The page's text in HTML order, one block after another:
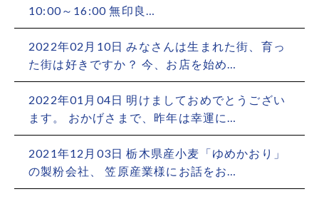
10:00～16:00 無印良…
2022年02月10日 みなさんは生まれた街、育っ
た街は好きですか？ 今、お店を始め…
2022年01月04日 明けましておめでとうござい
ます。 おかげさまで、昨年は幸運に…
2021年12月03日 栃木県産小麦「ゆめかおり」
の製粉会社、 笠原産業様にお話をお…